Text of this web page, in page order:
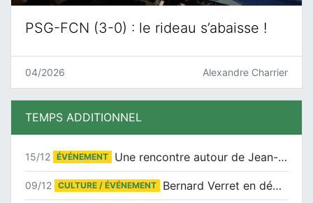
PSG-FCN (3-0) : le rideau s’abaisse !
04/2026 Alexandre Charrier
TEMPS ADDITIONNEL
15/12 ÉVÉNEMENT Une rencontre autour de Jean-Claude Suaudeau
09/12 CULTURE / ÉVÉNEMENT Bernard Verret en dédicaces le samedi 13 décembre à l’Espace Culturel Atlantis